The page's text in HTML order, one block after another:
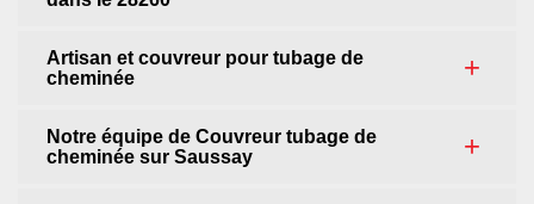
Artisan et couvreur pour tubage de
cheminée
Notre équipe de Couvreur tubage de
cheminée sur Saussay